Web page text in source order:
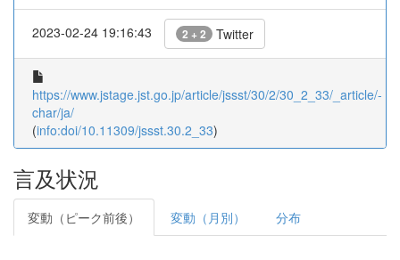
2023-02-24 19:16:43 2 + 2 Twitter
https://www.jstage.jst.go.jp/article/jssst/30/2/30_2_33/_article/-
char/ja/
(info:doi/10.11309/jssst.30.2_33)
言及状況
変動（ピーク前後） 変動（月別） 分布